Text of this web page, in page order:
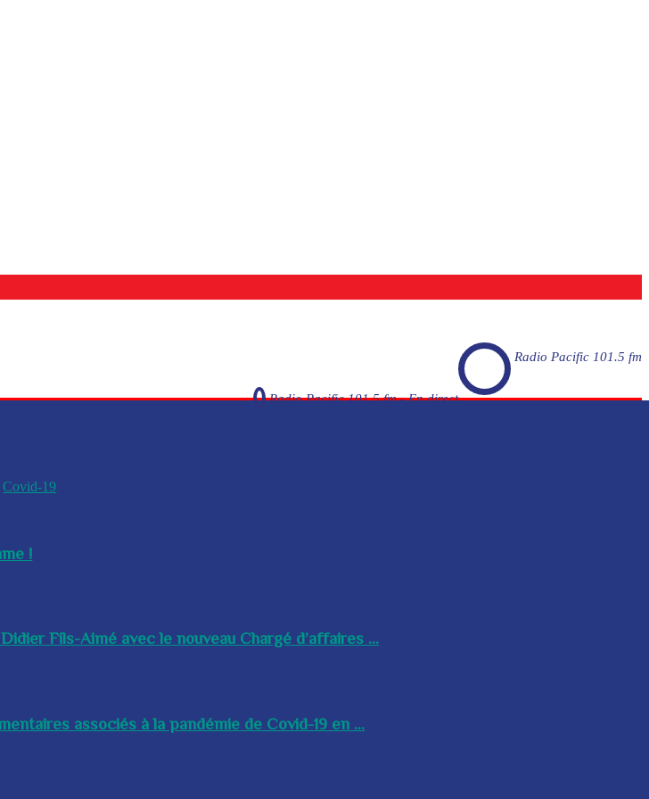
Radio Pacific 101.5 fm
Radio Pacific 101.5 fm - En direct
Covid-19
!
Fils-Aimé avec le nouveau Chargé d’affaires ...
associés à la pandémie de Covid-19 en ...